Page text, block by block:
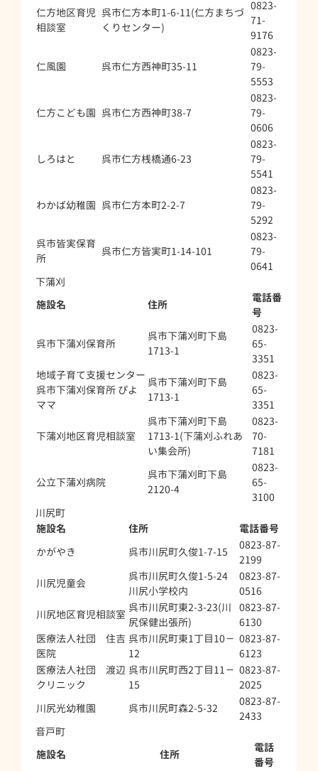
仁方地区育児
相談室
呉市仁方本町1-6-11(仁方まちづ
くりセンター)
0823-
71-
9176
仁風園 呉市仁方西神町35-11
0823-
79-
5553
仁方こども園 呉市仁方西神町38-7
0823-
79-
0606
しろはと 呉市仁方桟橋通6-23
0823-
79-
5541
わかば幼稚園 呉市仁方本町2-2-7
0823-
79-
5292
呉市皆実保育
所
呉市仁方皆実町1-14-101
0823-
79-
0641
下蒲刈
施設名
住所
電話番
号
呉市下蒲刈保育所
呉市下蒲刈町下島
1713-1
0823-
65-
3351
地域子育て支援センター
呉市下蒲刈保育所 ぴよ
ママ
呉市下蒲刈町下島
1713-1
0823-
65-
3351
下蒲刈地区育児相談室
呉市下蒲刈町下島
1713-1(下蒲刈ふれあ
い集会所)
0823-
70-
7181
公立下蒲刈病院
呉市下蒲刈町下島
2120-4
0823-
65-
3100
川尻町
施設名
住所
電話番号
かがやき
呉市川尻町久俊1-7-15
0823-87-
2199
川尻児童会
呉市川尻町久俊1-5-24
川尻小学校内
0823-87-
0516
川尻地区育児相談室
呉市川尻町東2-3-23(川
尻保健出張所)
0823-87-
6130
医療法人社団 住吉
医院
呉市川尻町東1丁目10－
12
0823-87-
6123
医療法人社団 渡辺
クリニック
呉市川尻町西2丁目11－
15
0823-87-
2025
川尻光幼稚園
呉市川尻町森2-5-32
0823-87-
2433
音戸町
施設名
住所
電話
番号